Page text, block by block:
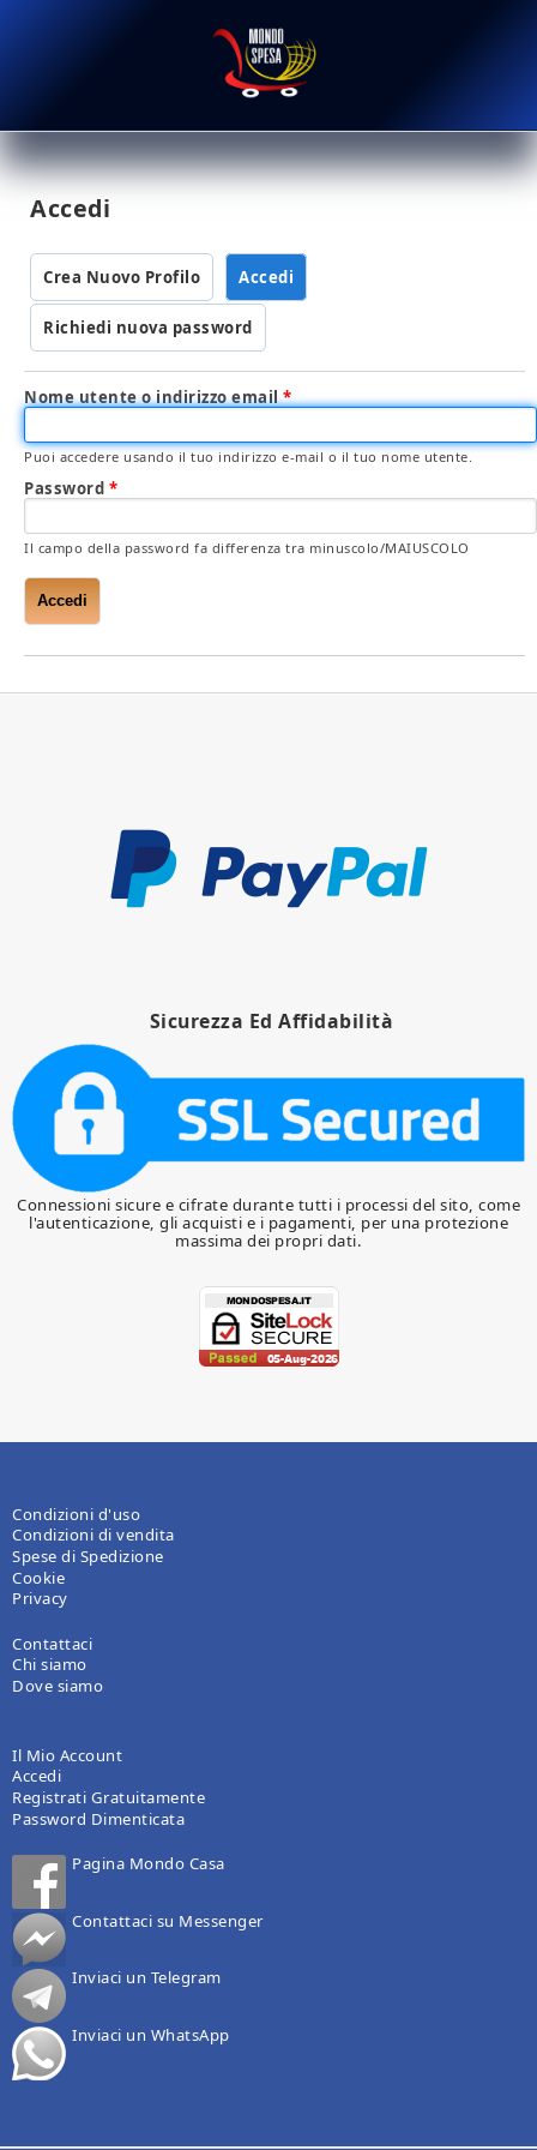
MondoSpesa.it
Accedi
Crea Nuovo Profilo Accedi
Richiedi nuova password
Nome utente o indirizzo email*
Puoi accedere usando il tuo indirizzo e-mail o il tuo nome utente.
Password *
Il campo della password fa differenza tra minuscolo/MAIUSCOLO
Sicurezza Ed Affidabilità
Connessioni sicure e cifrate durante tutti i processi del sito, come
l'autenticazione, gli acquisti e i pagamenti, per una protezione
massima dei propri dati.
Condizioni d'uso
Condizioni di vendita
Spese di Spedizione
Cookie
Privacy
Contattaci
Chi siamo
Dove siamo
Il Mio Account
Accedi
Registrati Gratuitamente
Password Dimenticata
Pagina Mondo Casa
Contattaci su Messenger
Inviaci un Telegram
Inviaci un WhatsApp